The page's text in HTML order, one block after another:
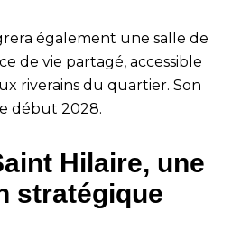
également une salle de
de vie partagé, accessible
riverains du quartier. Son
début 2028.
Hilaire, une
stratégique